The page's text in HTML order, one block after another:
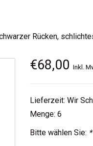
Rücken,
€68,00Inkl.
Lieferzeit: Wir
Menge: 6
Bitte wählen Sie: *